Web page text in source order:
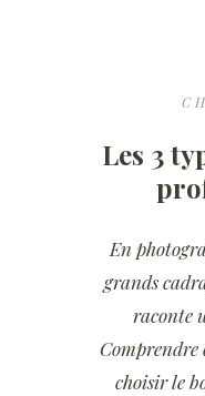
Les 3
En
grands
raconte
Comprendre
choisir le